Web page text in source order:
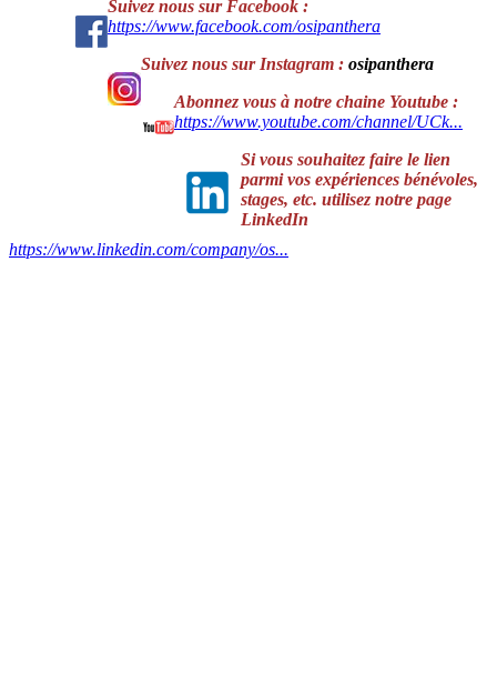
Suivez nous sur Facebook :
https://www.facebook.com/osipanthera
Suivez nous sur Instagram : osipanthera
Abonnez vous à notre chaine Youtube :
https://www.youtube.com/channel/UCk...
Si vous souhaitez faire le lien
parmi vos expériences bénévoles,
stages, etc. utilisez notre page
LinkedIn
https://www.linkedin.com/company/os...